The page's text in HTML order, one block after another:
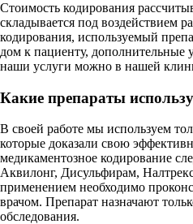
Стоимость кодирования
складывается под воздействием
кодирования, используемый
дом к пациенту, дополнительные
наши услуги можно в нашей
Какие препараты
В своей работе мы используем
которые доказали свою
медикаментозное кодирование
Аквилонг, Дисульфирам,
применением необходимо
врачом. Препарат назначают
обследования.